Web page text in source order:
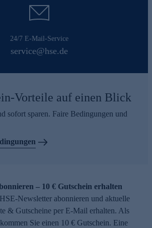
24/7 E-Mail-Service
service@hse.de
Vorteile auf einen Blick
sofort sparen. Faire Bedingungen und
– 10 € Gutschein erhalten
Newsletter abonnieren und aktuelle
& Gutscheine per E-Mail erhalten. Als
Sie einen 10 € Gutschein. Eine